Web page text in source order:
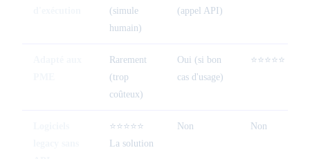
(simule
humain)
(appel API)
Rarement
(trop
coûteux)
Oui (si bon
cas d'usage)
⭐⭐⭐⭐⭐ Idéal
⭐⭐⭐⭐⭐
La solution
Non Non